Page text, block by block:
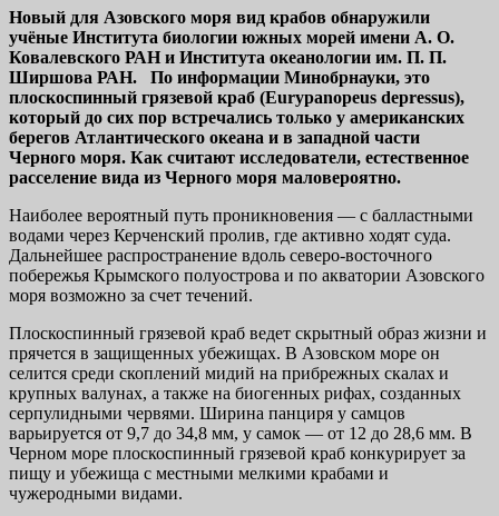
Новый для Азовского моря вид крабов обнаружили
учёные Института биологии южных морей имени А. О.
Ковалевского РАН и Института океанологии им. П. П.
Ширшова РАН. По информации Минобрнауки, это
плоскоспинный грязевой краб (Eurypanopeus depressus),
который до сих пор встречались только у американских
берегов Атлантического океана и в западной части
Черного моря. Как считают исследователи, естественное
расселение вида из Черного моря маловероятно.
Наиболее вероятный путь проникновения — с балластными
водами через Керченский пролив, где активно ходят суда.
Дальнейшее распространение вдоль северо‑восточного
побережья Крымского полуострова и по акватории Азовского
моря возможно за счет течений.
Плоскоспинный грязевой краб ведет скрытный образ жизни и
прячется в защищенных убежищах. В Азовском море он
селится среди скоплений мидий на прибрежных скалах и
крупных валунах, а также на биогенных рифах, созданных
серпулидными червями. Ширина панциря у самцов
варьируется от 9,7 до 34,8 мм, у самок — от 12 до 28,6 мм. В
Черном море плоскоспинный грязевой краб конкурирует за
пищу и убежища с местными мелкими крабами и
чужеродными видами.